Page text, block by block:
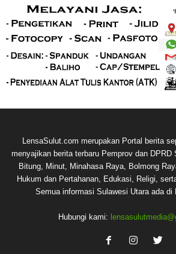
LensaSulut.com merupakan Portal berita
menyajikan berita terbaru Pemprov dan DPRD
Bitung, Minut, Minahasa Raya, Bolmong
Hukum dan Pertahanan, Edukasi, Religi,
Semua informasi Sulawesi Utara ada di
Hubungi kami: